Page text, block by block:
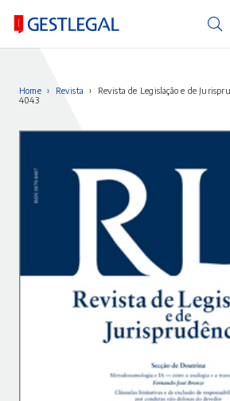
Home › Revista ›
Revista de Legislação e de
4043